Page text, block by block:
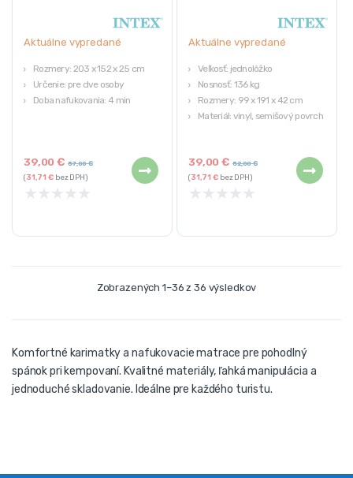
Aktuálne vypredané
Rozmery: 203 x 152 x 25 cm
Určenie: pre dve osoby
Doba nafukovania: 4 min
39,00€ 57,00€
(31,71€bez DPH)
★ ★ ★ ★ ★
Aktuálne vypredané
Veľkosť: jednolôžko
Nosnosť: 136 kg
Rozmery: 99 x 191 x 42 cm
Materiál: vinyl, semišový povrch
39,00€ 52,00€
(31,71€bez DPH)
★ ★ ★ ★ ★
Zobrazených 1–36 z 36 výsledkov
Komfortné karimatky a nafukovacie matrace pre pohodlný
spánok pri kempovaní. Kvalitné materiály, ľahká manipulácia a
jednoduché skladovanie. Ideálne pre každého turistu.